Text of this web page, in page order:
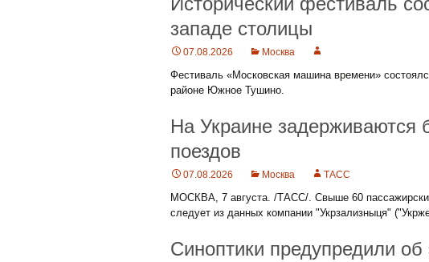
западе столицы
07.08.2026 Москва
Фестиваль «Московская машина времени»
районе Южное Тушино.
На Украине задерживаются
поездов
07.08.2026 Москва ТАСС
МОСКВА, 7 августа. /ТАСС/. Свыше 60
следует из данных компании "Укрзализныця"
Синоптики предупредили